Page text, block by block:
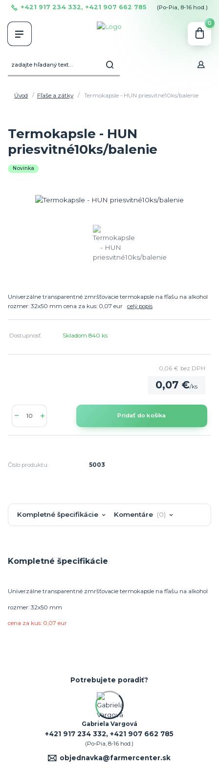
+421 917 234 332, +421 907 662 785 (Po-Pia, 8-16 hod.)
0
Úvod Fľaše a zátky Termokapsle - HUN priesvitné10ks/balenie
Termokapsle - HUN
priesvitné10ks/balenie
Novinka
Univerzálne transparentné zmršťovacie termokapsle na fľašu na alkohol
rozmer: 32x50 mm cena za kus: 0,07 eur celý popis
Dostupnosť Skladom 840 ks
0,07 €/ks
0,06 € bez DPH
Pridať do košíka
Číslo produktu: 5003
Kompletné špecifikácie Komentáre 0
Kompletné špecifikácie
Univerzálne transparentné zmršťovacie termokapsle na fľašu na alkohol
rozmer: 32x50 mm
cena za kus: 0,07 eur
Potrebujete poradiť?
Gabriela Vargová
+421 917 234 332, +421 907 662 785
(Po-Pia, 8-16 hod.)
objednavka@farmercenter.sk